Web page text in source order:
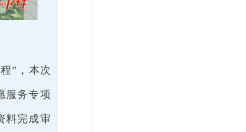
”，本次
服务专项
料完成审